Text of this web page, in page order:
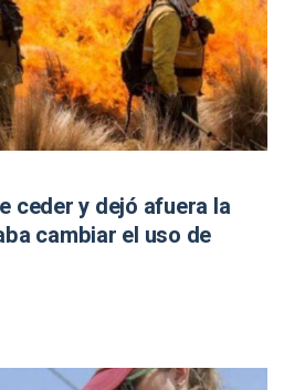
ceder y dejó afuera la
cambiar el uso de